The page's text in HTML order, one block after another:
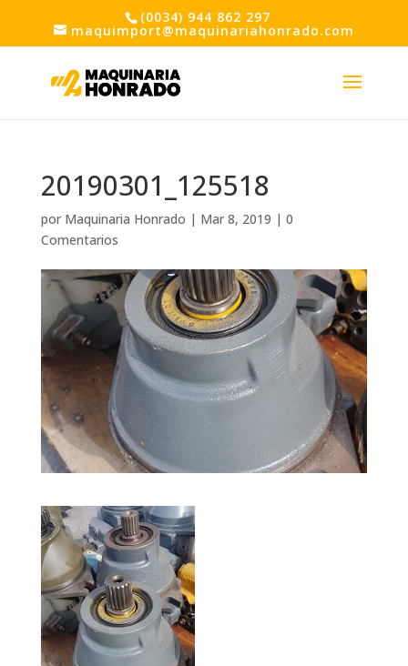
(0034) 944 862 297
maquimport@maquinariahonrado.com
20190301_125518
por Maquinaria Honrado | Mar 8, 2019 | 0
Comentarios